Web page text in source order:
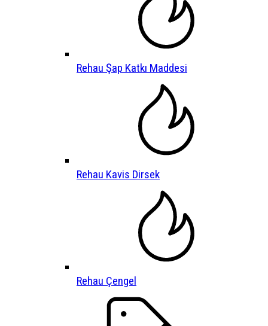
Rehau Şap Katkı Maddesi
Rehau Kavis Dirsek
Rehau Çengel